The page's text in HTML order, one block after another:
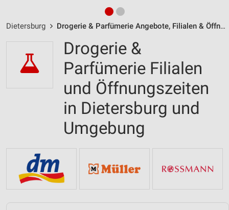
Dietersburg Drogerie & Parfümerie Angebote, Filialen & Öffnungszeiten
Drogerie &
Parfümerie Filialen
und Öffnungszeiten
in Dietersburg und
Umgebung